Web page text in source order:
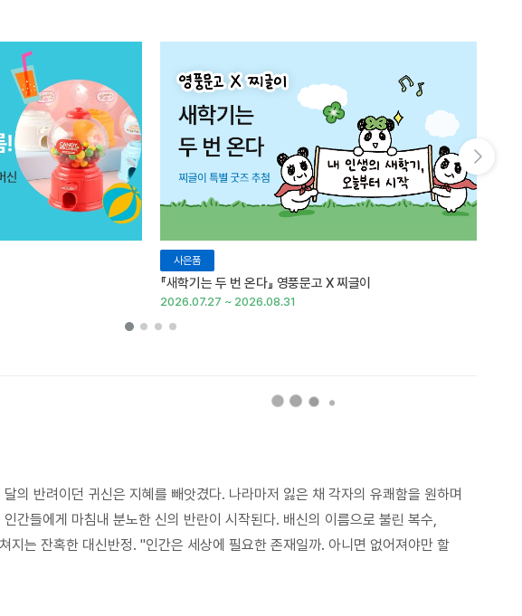
사은품
『새학기는 두 번 온다』 영풍문고 X 찌글이
2026.07.27 ~ 2026.08.31
의 반려이던 귀신은 지혜를 빼앗겼다. 나라마저 잃은 채 각자의 유쾌함을 원하며
간들에게 마침내 분노한 신의 반란이 시작된다. 배신의 이름으로 불린 복수,
지는 잔혹한 대신반정. "인간은 세상에 필요한 존재일까. 아니면 없어져야만 할